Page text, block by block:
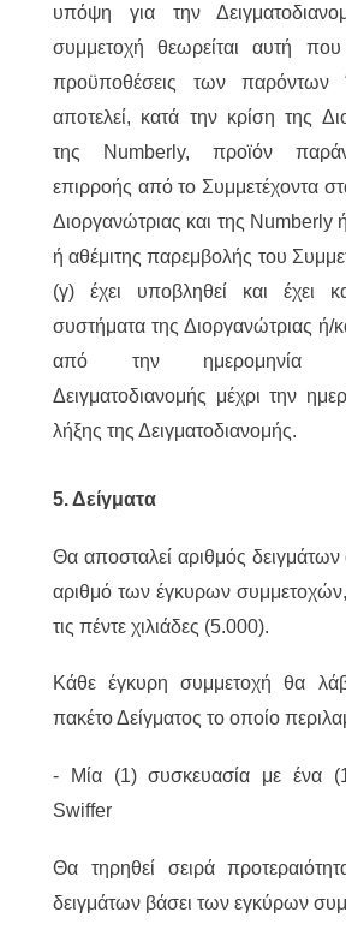
υπόψη για την
συμμετοχή θεωρείται αυτή
προϋποθέσεις των
αποτελεί, κατά την κρίση της
της Numberly, προϊόν
επιρροής από το Συμμετέχοντα
Διοργανώτριας και της Numberly
ή αθέμιτης παρεμβολής του
(γ) έχει υποβληθεί και έχει
συστήματα της Διοργανώτριας ή/
από την ημερομηνία
Δειγματοδιανομής μέχρι την
λήξης της Δειγματοδιανομής.
5. Δείγματα
Θα αποσταλεί αριθμός
αριθμό των έγκυρων συμμετοχών,
τις πέντε χιλιάδες (5.000).
Κάθε έγκυρη συμμετοχή θα
πακέτο Δείγματος το οποίο
-
Μία (1) συσκευασία με ένα
Swiffer
Θα τηρηθεί σειρά
δειγμάτων βάσει των εγκύρων